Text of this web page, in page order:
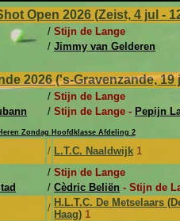
Open 2026 (Zeist, 4 jul -
/ Stijn de Lange
/ Jimmy van Gelderen
2026 ('s-Gravenzande,
/ Stijn de Lange
/ Stijn de Lange - Pepijn
Heren Zondag Hoofdklasse Afdeling 2
/ L.T.C. Naaldwijk 1
/ Stijn de Lange
/ Cèdric Beliën - Stijn de
/ H.L.T.C. De Metselaars
Haag) 1